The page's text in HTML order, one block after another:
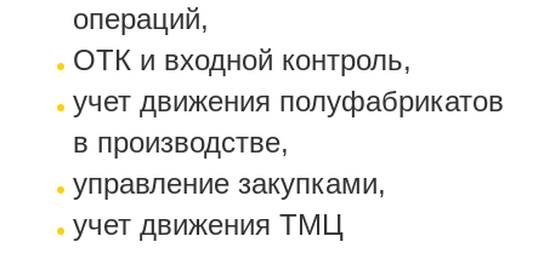
операций,
ОТК и входной контроль,
учет движения полуфабрикатов
в производстве,
управление закупками,
учет движения ТМЦ